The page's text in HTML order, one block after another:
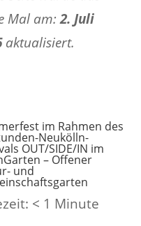
Mal am:2. Juli
aktualisiert.
im Rahmen des
Neukölln-
OUT/SIDE/IN im
– Offener
und
< 1 Minute